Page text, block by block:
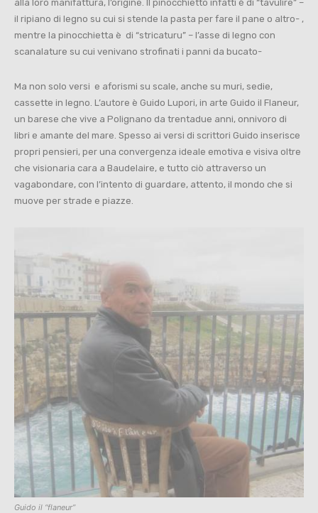
alla loro manifattura, l’origine. Il pinocchietto infatti è di “tavulire” –
il ripiano di legno su cui si stende la pasta per fare il pane o altro- ,
mentre la pinocchietta è di “stricaturu” – l’asse di legno con
scanalature su cui venivano strofinati i panni da bucato-
Ma non solo versi e aforismi su scale, anche su muri, sedie,
cassette in legno. L’autore è Guido Lupori, in arte Guido il Flaneur,
un barese che vive a Polignano da trentadue anni, onnivoro di
libri e amante del mare. Spesso ai versi di scrittori Guido inserisce
propri pensieri, per una convergenza ideale emotiva e visiva oltre
che visionaria cara a Baudelaire, e tutto ciò attraverso un
vagabondare, con l’intento di guardare, attento, il mondo che si
muove per strade e piazze.
Guido il “flaneur”